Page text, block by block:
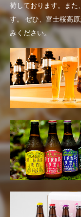
荷しております。また
す。ぜひ、富士桜高
みください。